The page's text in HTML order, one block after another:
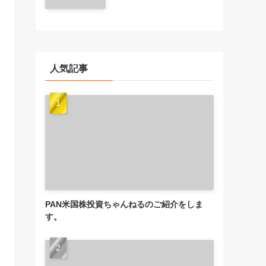
人気記事
PAN米国株投資ちゃんねるのご紹介をしま
す。